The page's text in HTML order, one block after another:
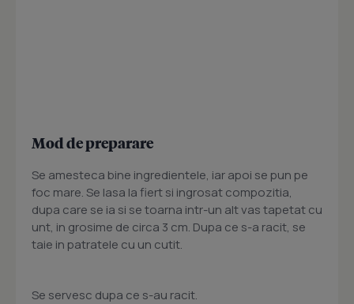
Mod de preparare
Se amesteca bine ingredientele, iar apoi se pun pe
foc mare. Se lasa la fiert si ingrosat compozitia,
dupa care se ia si se toarna intr-un alt vas tapetat cu
unt, in grosime de circa 3 cm. Dupa ce s-a racit, se
taie in patratele cu un cutit.
Se servesc dupa ce s-au racit.